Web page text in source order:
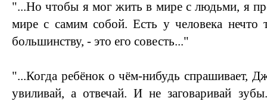
"...Но чтобы я мог жить в мире с людьми, я
мире с самим собой. Есть у человека нечто
большинству, - это его совесть..."
"...Когда ребёнок о чём-нибудь спрашивает,
увиливай, а отвечай. И не заговаривай